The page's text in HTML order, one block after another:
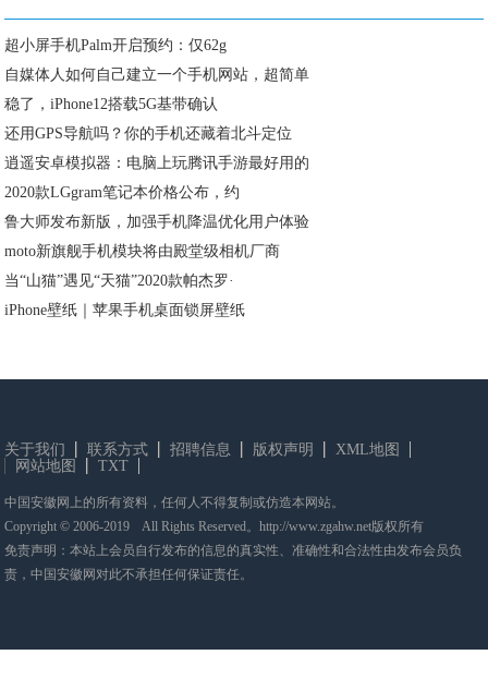
超小屏手机Palm开启预约：仅62g
自媒体人如何自己建立一个手机网站，超简单
稳了，iPhone12搭载5G基带确认
还用GPS导航吗？你的手机还藏着北斗定位
逍遥安卓模拟器：电脑上玩腾讯手游最好用的
2020款LGgram笔记本价格公布，约
鲁大师发布新版，加强手机降温优化用户体验
moto新旗舰手机模块将由殿堂级相机厂商
当“山猫”遇见“天猫”2020款帕杰罗·
iPhone壁纸｜苹果手机桌面锁屏壁纸
关于我们 联系方式 招聘信息 版权声明
XML地图
网站地图
TXT
中国安徽网上的所有资料，任何人不得复制或仿造本网站。
Copyright © 2006-2019 All Rights Reserved。http://www.zgahw.net版权所有
免责声明：本站上会员自行发布的信息的真实性、准确性和合法性由发布会员负
责，中国安徽网对此不承担任何保证责任。